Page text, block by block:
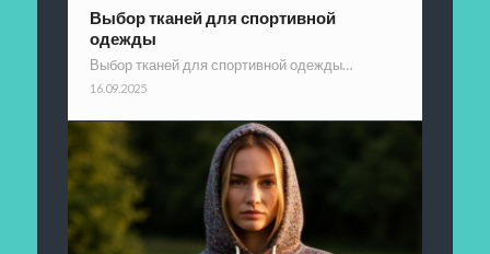
Выбор тканей для спортивной
одежды
Выбор тканей для спортивной одежды…
16.09.2025